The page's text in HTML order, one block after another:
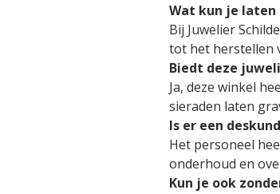
Wat kun je laten
Bij Juwelier
tot het herstellen
Biedt deze
Ja, deze winkel
sieraden laten
Is er een
Het personeel
onderhoud en
Kun je ook